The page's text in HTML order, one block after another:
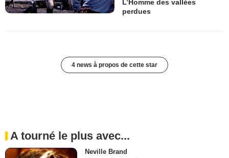
L’Homme des vallées
perdues
4 news à propos de cette star
A tourné le plus avec...
Neville Brand